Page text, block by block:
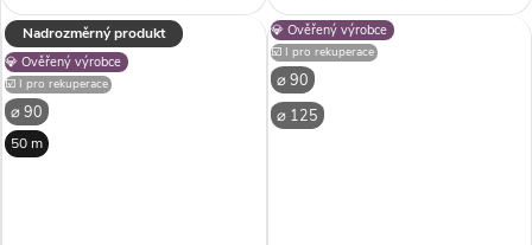
Těsnění o průměru 90 mm
zajišťuje vysokou úroveň
těsnosti systému. Zákazníci
často dokupují...
ADURO umožňující změnu
průměru potrubí mezi 125, 160
nebo 200 mm. Aby bylo možné
získat 2stupňovou redukci, je
nutné odříznout...
Nadrozměrný produkt
⌀ 90
💎 Ověřený výrobce
☑️ I pro rekuperace
50 m
⌀ 90
⌀ 125
💎 Ověřený výrobce
☑️ I pro rekuperace